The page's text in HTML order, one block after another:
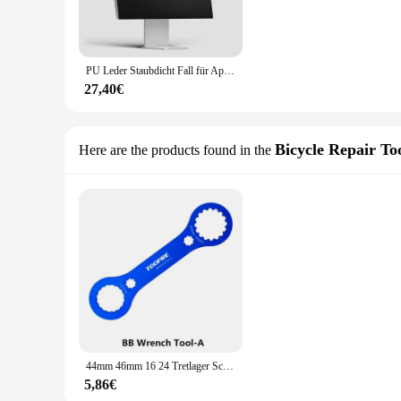
PU Leder Staubdicht Fall für Apple Pro Display XDR 32-zoll Display PU Staub Abdeckung für iMac Computer Zubehör (abdeckung nur)
27,40€
Here are the products found in the Bicycle Repair
44mm 46mm 16 24 Tretlager Schlüssel Multi FunctionTool für Radfahren Reparatur Werkzeug BBR60 MT800 MT9100 XDR DA TL-FC25 BB Kaliber
5,86€